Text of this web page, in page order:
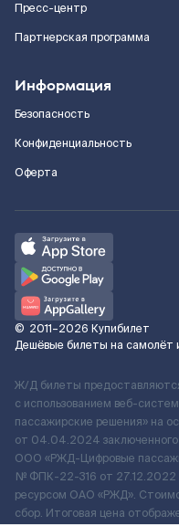
Пресс-центр
Партнерская программа
Информация
Безопасность
Конфиденциальность
Оферта
© 2011–2026 Купибилет
Дешёвые билеты на самолёт
Ж/Д билеты
с использованием веб-
пассажирские решения» на
от 04.04.2024 заключенного
ООО «РЖД-Цифровые
№ ФПК-22-316 от 27.12.2022
ресурсом ОАО «РЖД».
сбор. Итоговая цена